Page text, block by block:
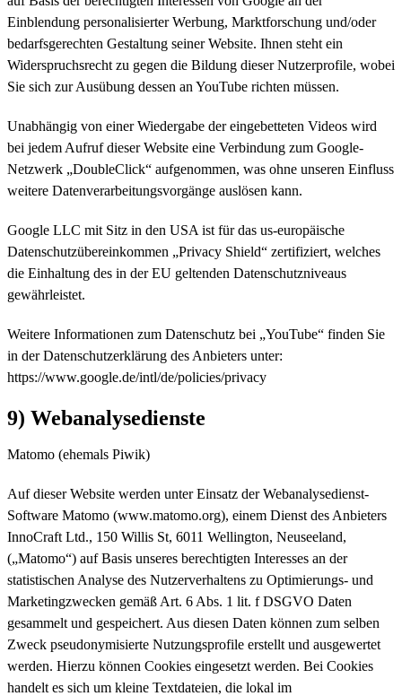
Einblendung personalisierter Werbung, Marktforschung und/oder
bedarfsgerechten Gestaltung seiner Website. Ihnen steht ein
Widerspruchsrecht zu gegen die Bildung dieser Nutzerprofile, wobei
Sie sich zur Ausübung dessen an YouTube richten müssen.
Unabhängig von einer Wiedergabe der eingebetteten Videos wird
bei jedem Aufruf dieser Website eine Verbindung zum Google-
Netzwerk „DoubleClick“ aufgenommen, was ohne unseren Einfluss
weitere Datenverarbeitungsvorgänge auslösen kann.
Google LLC mit Sitz in den USA ist für das us-europäische
Datenschutzübereinkommen „Privacy Shield“ zertifiziert, welches
die Einhaltung des in der EU geltenden Datenschutzniveaus
gewährleistet.
Weitere Informationen zum Datenschutz bei „YouTube“ finden Sie
in der Datenschutzerklärung des Anbieters unter:
https://www.google.de/intl/de/policies/privacy
9) Webanalysedienste
Matomo (ehemals Piwik)
Auf dieser Website werden unter Einsatz der Webanalysedienst-
Software Matomo (www.matomo.org), einem Dienst des Anbieters
InnoCraft Ltd., 150 Willis St, 6011 Wellington, Neuseeland,
(„Matomo“) auf Basis unseres berechtigten Interesses an der
statistischen Analyse des Nutzerverhaltens zu Optimierungs- und
Marketingzwecken gemäß Art. 6 Abs. 1 lit. f DSGVO Daten
gesammelt und gespeichert. Aus diesen Daten können zum selben
Zweck pseudonymisierte Nutzungsprofile erstellt und ausgewertet
werden. Hierzu können Cookies eingesetzt werden. Bei Cookies
handelt es sich um kleine Textdateien, die lokal im